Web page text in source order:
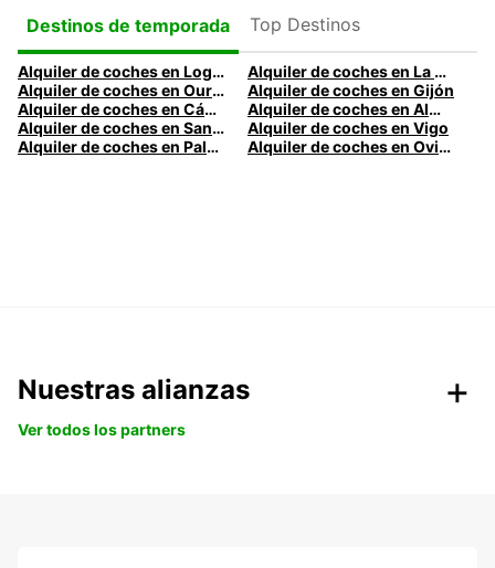
Destinos de temporada
Top Destinos
Alquiler de coches en Logroño
Alquiler de coches en La Coruña
Alquiler de coches en Ourense
Alquiler de coches en Gijón
Alquiler de coches en Cádiz
Alquiler de coches en Almería
Alquiler de coches en Santander
Alquiler de coches en Vigo
Alquiler de coches en Palma
Alquiler de coches en Oviedo
Nuestras alianzas
Ver todos los partners